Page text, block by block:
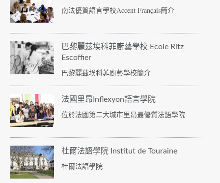
南法優質語言學校Accent Français簡介
巴黎麗茲埃科菲廚藝學校 Ecole Ritz
Escoffier
巴黎麗茲埃科菲廚藝學校簡介
法國里昂Inflexyon語言學院
位於法國第二大城市里昂最優質法語學院
杜爾法語學院 Institut de Touraine
杜爾法語學院